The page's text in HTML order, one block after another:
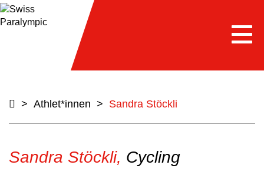
> Athlet*innen > Sandra Stöckli
Sandra Stöckli, Cycling